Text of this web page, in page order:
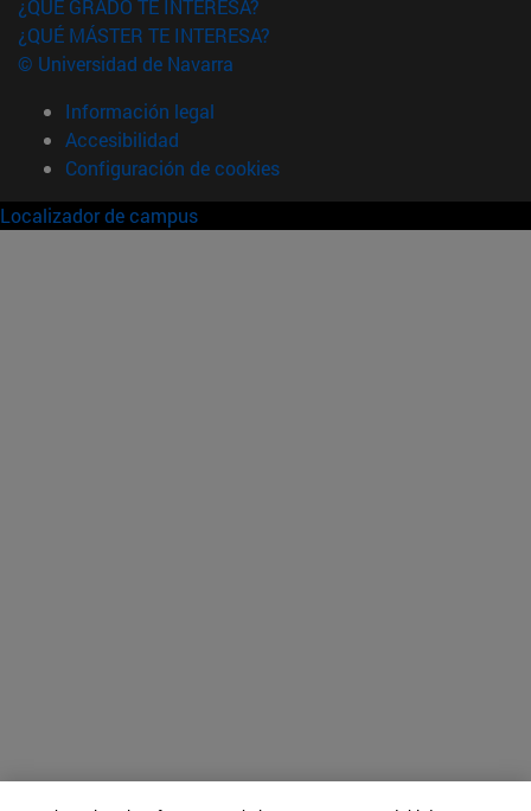
¿QUÉ GRADO TE INTERESA?
¿QUÉ MÁSTER TE INTERESA?
© Universidad de Navarra
Información legal
Accesibilidad
Configuración de cookies
Localizador de campus